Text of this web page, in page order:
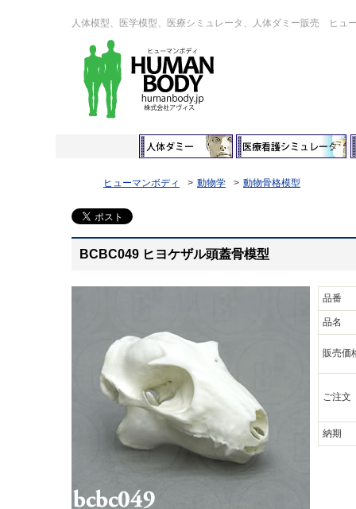
人体模型、医学模型、医療シミュレータ、人体ダミー販売 ヒュ
ヒューマンボディ 動物学 動物骨格模型
BCBC049 ヒヨケザル頭蓋骨模型
品番
品名
販売価
ご注文
納期